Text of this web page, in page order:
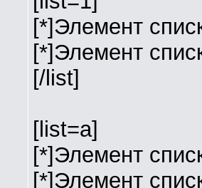
[*]Элемент
[*]Элемент
[/list]
[list=a]
[*]Элемент
[*]Элемент